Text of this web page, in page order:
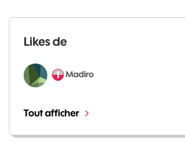
Likes de
Madiro
Tout afficher